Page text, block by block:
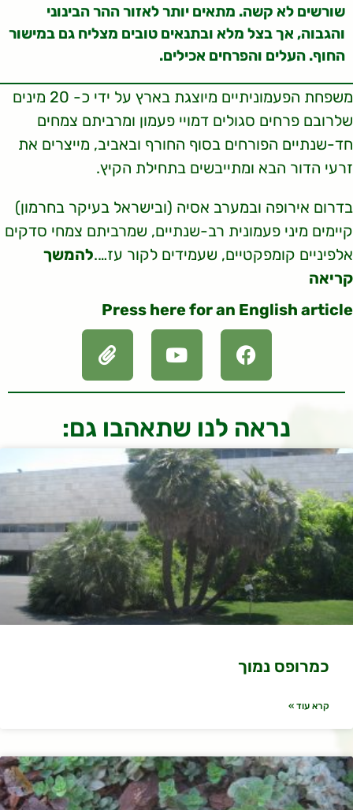
שורשים לא קשה. מתאים יותר לאזור ההר הבינוני
והגבוה, אך בצל מלא ובתנאים טובים מצליח גם במישור
החוף. העלים והפרחים אכילים.
משפחת הפעמוניתיים מיוצגת בארץ על ידי כ- 20 מינים
שלרובם פרחים סגולים דמויי פעמון ומרביתם צמחים
חד-שנתיים הפורחים בסוף החורף ובאביב, מייצרים את
זרעי הדור הבא ומתייבשים בתחילת הקיץ.
בדרום אירופה ובמערב אסיה (ובישראל בעיקר בחרמון)
קיימים מיני פעמונית רב-שנתיים, שמרביתם צמחי סדקים
אלפיניים קומפקטיים, שעמידים לקור עז….להמשך
קריאה
Press here for an English article
נראה לנו שתאהבו גם:
כמרופס נמוך
קרא עוד »